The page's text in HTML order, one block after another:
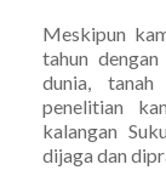
Meskipun
tahun
dunia,
penelitian
kalangan
dijaga dan